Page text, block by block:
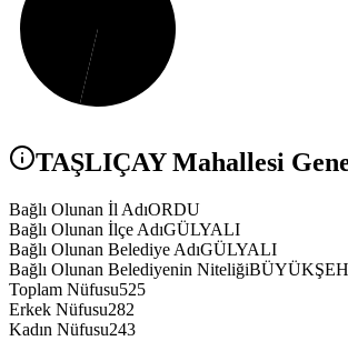
TAŞLIÇAYMahallesi
Bağlı Olunan İl AdıORDU
Bağlı Olunan İlçe AdıGÜLYALI
Bağlı Olunan Belediye AdıGÜLYALI
Bağlı Olunan Belediyenin Niteliği
Toplam Nüfusu525
Erkek Nüfusu282
Kadın Nüfusu243